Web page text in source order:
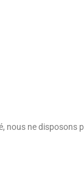
nous ne disposons